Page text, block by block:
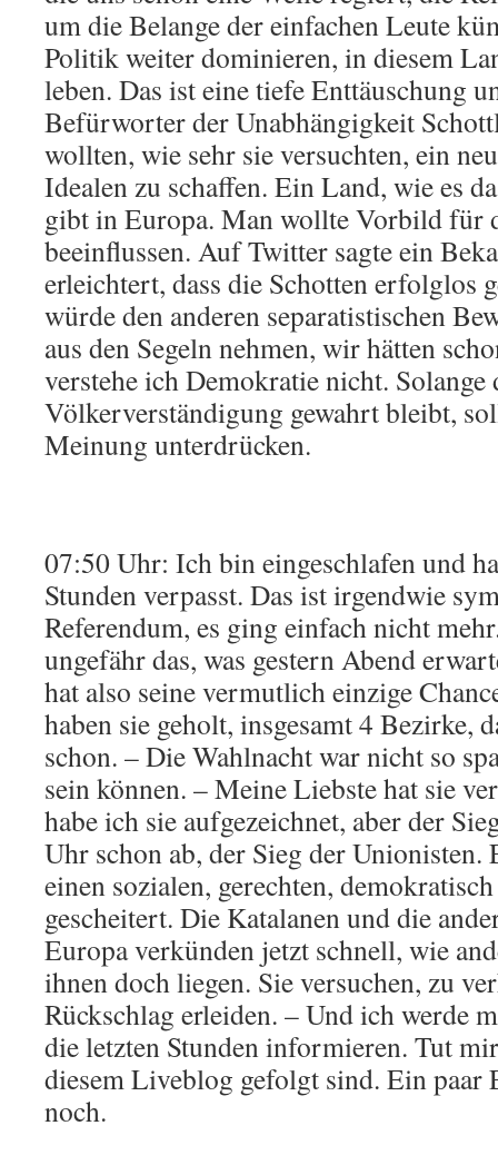
um die Belange der einfachen Leute
Politik weiter dominieren, in diesem
leben. Das ist eine tiefe Enttäuschung
Befürworter der Unabhängigkeit
wollten, wie sehr sie versuchten, ein
Idealen zu schaffen. Ein Land, wie es
gibt in Europa. Man wollte Vorbild für
beeinflussen. Auf Twitter sagte ein
erleichtert, dass die Schotten erfolglos
würde den anderen separatistischen
aus den Segeln nehmen, wir hätten
verstehe ich Demokratie nicht. Solange
Völkerverständigung gewahrt bleibt,
Meinung unterdrücken.
07:50 Uhr: Ich bin eingeschlafen und
Stunden verpasst. Das ist irgendwie
Referendum, es ging einfach nicht
ungefähr das, was gestern Abend
hat also seine vermutlich einzige
haben sie geholt, insgesamt 4 Bezirke,
schon. – Die Wahlnacht war nicht so
sein können. – Meine Liebste hat sie
habe ich sie aufgezeichnet, aber der
Uhr schon ab, der Sieg der
einen sozialen, gerechten,
gescheitert. Die Katalanen und die
Europa verkünden jetzt schnell, wie
ihnen doch liegen. Sie versuchen, zu
Rückschlag erleiden. – Und ich werde
die letzten Stunden informieren. Tut
diesem Liveblog gefolgt sind. Ein paar
noch.